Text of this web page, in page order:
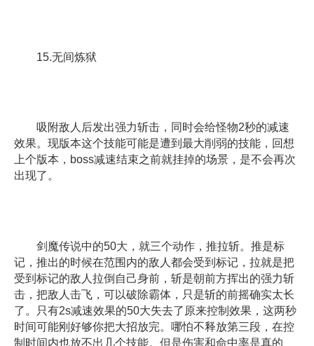
15.无间炼狱
吸附敌人后发出强力斩击，同时会给怪物2秒的减速
效果。现版本这个技能可能是遭到最大削弱的技能，回想
上个版本，boss减速结束之前就挂掉的场景，是不会再次
出现了。
剑魔传说中的50大，就三个动作，推拉斩。推是标
记，推出的时候在范围内的敌人都会受到标记，拉就是把
受到标记的敌人拉倒自己身前，斩是朝前方挥出的强力斩
击，把敌人击飞，可以破除霸体，只是斩的前摇确实太长
了。只有2s减速效果的50大失去了原来控制效果，这两秒
时间可能刚好够你把大招放完。哪怕不释放第三段，在控
制时间内也放不出几个技能。但是伤害和命中率是真的